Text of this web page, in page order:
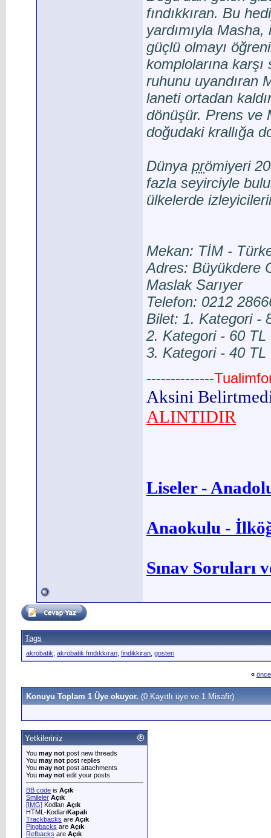
fındıkkıran. Bu
yardımıyla
güçlü olmayı
komplolarına karşı
ruhunu uyandıran
laneti ortadan
dönüşür. Prens ve
doğudaki krallığa
Dünya prömiyeri
fazla seyirciyle
ülkelerde
Mekan: TİM -
Adres: Büyükdere
Maslak Sarıyer
Telefon: 0212
Bilet: 1. Kategori -
2. Kategori - 60 TL
3. Kategori - 40 TL
--------------
Aksini
ALINTIDIR
Liseler -
Anaokulu -
Sınav Soruları
Tags
akrobatik akrobatik fındıkkıran findikkiran gosteri
«
Konuyu Toplam 1 Üye okuyor. (0 Kayıtlı üye ve 1 Misafir)
Yetkileriniz
You may not post new threads
You may not post replies
You may not post attachments
You may not edit your posts
BB code is Açık
Smileler Açık
[IMG] Kodları Açık
HTML-KodlarıKapalı
Trackbacks are Açık
Pingbacks are Açık
Refbacks are Açık